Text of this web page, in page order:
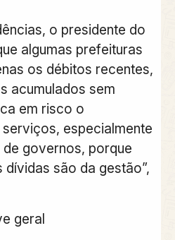
o presidente do
algumas prefeituras
os débitos recentes,
acumulados sem
em risco o
especialmente
governos, porque
dívidas são da gestão”,
geral